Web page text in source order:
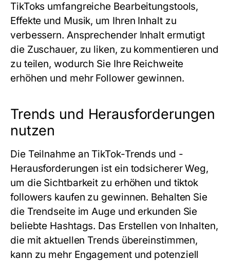
TikToks umfangreiche Bearbeitungstools,
Effekte und Musik, um Ihren Inhalt zu
verbessern. Ansprechender Inhalt ermutigt
die Zuschauer, zu liken, zu kommentieren und
zu teilen, wodurch Sie Ihre Reichweite
erhöhen und mehr Follower gewinnen.
Trends und Herausforderungen
nutzen
Die Teilnahme an TikTok-Trends und -
Herausforderungen ist ein todsicherer Weg,
um die Sichtbarkeit zu erhöhen und tiktok
followers kaufen zu gewinnen. Behalten Sie
die Trendseite im Auge und erkunden Sie
beliebte Hashtags. Das Erstellen von Inhalten,
die mit aktuellen Trends übereinstimmen,
kann zu mehr Engagement und potenziell